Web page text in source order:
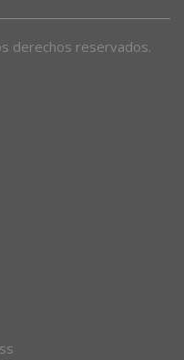
derechos reservados.